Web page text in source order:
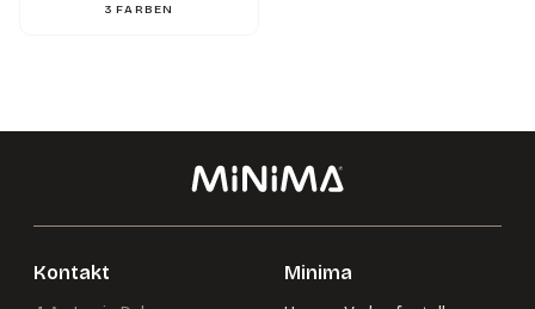
3 FARBEN
Kontakt Minima